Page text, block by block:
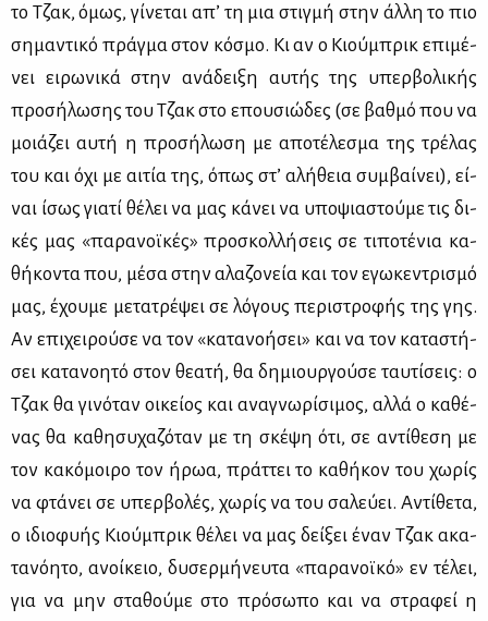
το Τζακ, όμως, γί­νε­ται απ’ τη μια στιγ­μή στην άλ­λη το πιο
ση­μα­ντι­κό πράγ­μα στον κό­σμο. Κι αν ο Κιού­μπρικ επι­μέ­
νει ει­ρω­νι­κά στην ανά­δει­ξη αυ­τής της υπερ­βο­λι­κής
προ­σή­λω­σης του Τζακ στο επου­σιώ­δες (σε βαθ­μό που να
μοιά­ζει αυ­τή η προ­σή­λω­ση με απο­τέ­λε­σμα της τρέ­λας
του και όχι με αι­τία της, όπως στ’ αλή­θεια συμ­βαί­νει), εί­
ναι ίσως για­τί θέ­λει να μας κά­νει να υπο­ψια­στού­με τις δι­
κές μας «πα­ρα­νοϊ­κές» προ­σκολ­λή­σεις σε τι­πο­τέ­νια κα­
θή­κο­ντα που, μέ­σα στην αλα­ζο­νεία και τον εγω­κε­ντρι­σμό
μας, έχου­με με­τα­τρέ­ψει σε λό­γους πε­ρι­στρο­φής της γης.
Αν επι­χει­ρού­σε να τον «κα­τα­νο­ή­σει» και να τον κα­τα­στή­
σει κα­τα­νοη­τό στον θε­α­τή, θα δη­μιουρ­γού­σε ταυ­τί­σεις: ο
Τζακ θα γι­νό­ταν οι­κεί­ος και ανα­γνω­ρί­σι­μος, αλ­λά ο κα­θέ­
νας θα κα­θη­συ­χα­ζό­ταν με τη σκέ­ψη ότι, σε αντί­θε­ση με
τον κα­κό­μοι­ρο τον ήρωα, πράτ­τει το κα­θή­κον του χω­ρίς
να φτά­νει σε υπερ­βο­λές, χω­ρίς να του σα­λεύ­ει. Αντί­θε­τα,
ο ιδιο­φυ­ής Κιού­μπρικ θέ­λει να μας δεί­ξει έναν Τζακ ακα­
τα­νό­η­το, ανοί­κειο, δυ­σερ­μή­νευ­τα «πα­ρα­νοϊ­κό» εν τέ­λει,
για να μην στα­θού­με στο πρό­σω­πο και να στρα­φεί η